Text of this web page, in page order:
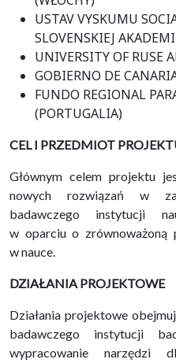
USTAV VYSKUMU
SLOVENSKIEJ
UNIVERSITY OF RUSE
GOBIERNO DE
FUNDO REGIONAL
(PORTUGALIA)
CEL I PRZEDMIOT
Głównym celem projektu
nowych rozwiązań w
badawczego instytucji
w oparciu o zrównoważoną
w nauce.
DZIAŁANIA PROJEKTOWE
Działania projektowe
badawczego instytucji
wypracowanie narzędzi